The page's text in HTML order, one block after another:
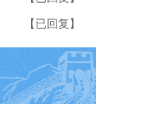
【已回复】